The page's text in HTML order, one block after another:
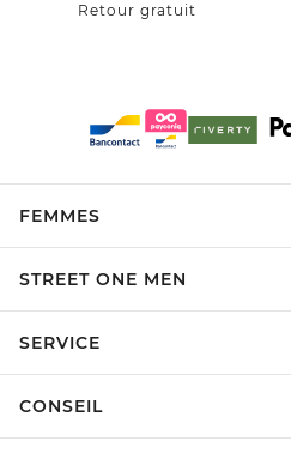
Retour gratuit
FEMMES
STREET ONE MEN
SERVICE
CONSEIL